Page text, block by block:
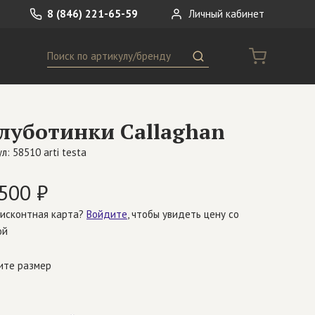
8 (846) 221-65-59 Личный кабинет
Другое
Поиск
Callaghan
58510 arti testa
₽
карта? Войдите , чтобы увидеть цену со
размер